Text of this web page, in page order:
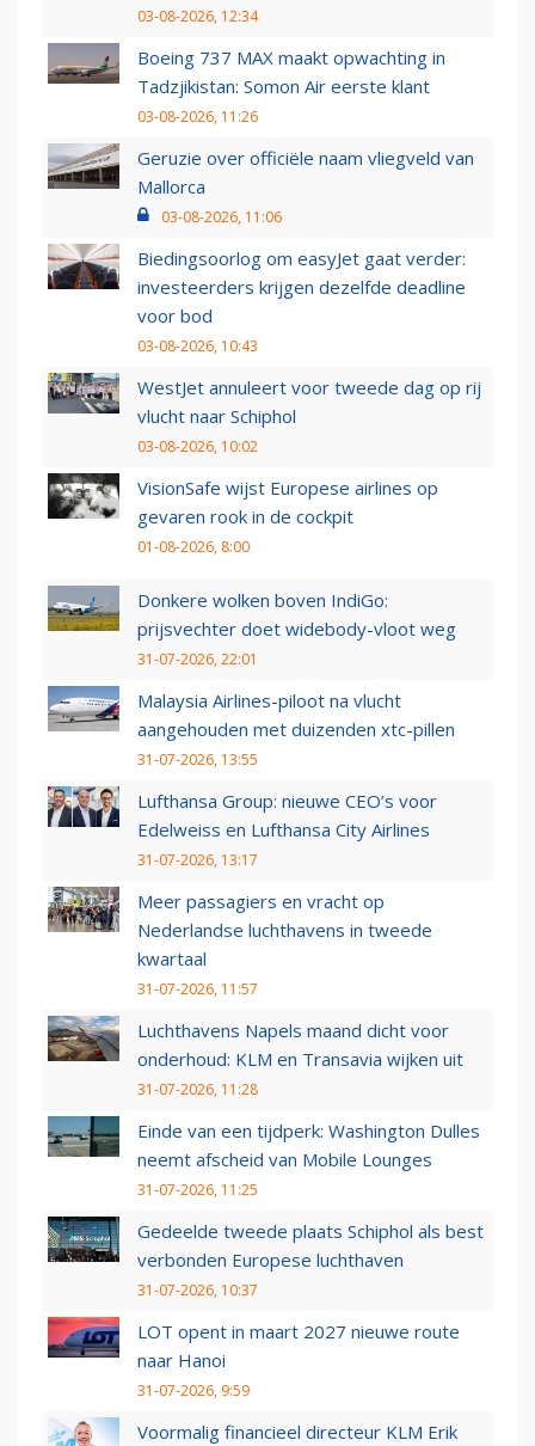
03-08-2026, 12:34
Boeing 737 MAX maakt opwachting in
Tadzjikistan: Somon Air eerste klant
03-08-2026, 11:26
Geruzie over officiële naam vliegveld van
Mallorca
03-08-2026, 11:06
Biedingsoorlog om easyJet gaat verder:
investeerders krijgen dezelfde deadline
voor bod
03-08-2026, 10:43
WestJet annuleert voor tweede dag op rij
vlucht naar Schiphol
03-08-2026, 10:02
VisionSafe wijst Europese airlines op
gevaren rook in de cockpit
01-08-2026, 8:00
Donkere wolken boven IndiGo:
prijsvechter doet widebody-vloot weg
31-07-2026, 22:01
Malaysia Airlines-piloot na vlucht
aangehouden met duizenden xtc-pillen
31-07-2026, 13:55
Lufthansa Group: nieuwe CEO’s voor
Edelweiss en Lufthansa City Airlines
31-07-2026, 13:17
Meer passagiers en vracht op
Nederlandse luchthavens in tweede
kwartaal
31-07-2026, 11:57
Luchthavens Napels maand dicht voor
onderhoud: KLM en Transavia wijken uit
31-07-2026, 11:28
Einde van een tijdperk: Washington Dulles
neemt afscheid van Mobile Lounges
31-07-2026, 11:25
Gedeelde tweede plaats Schiphol als best
verbonden Europese luchthaven
31-07-2026, 10:37
LOT opent in maart 2027 nieuwe route
naar Hanoi
31-07-2026, 9:59
Voormalig financieel directeur KLM Erik